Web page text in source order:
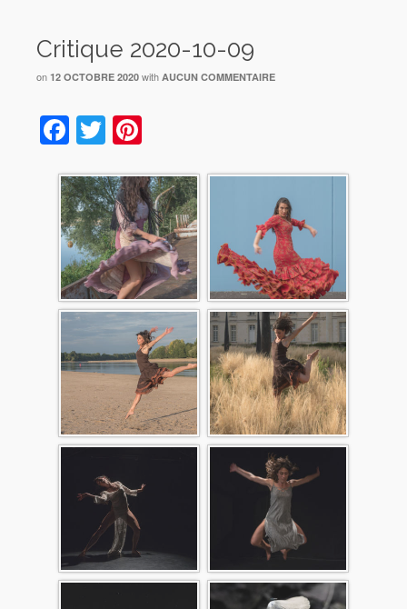
Critique 2020-10-09
on 12 OCTOBRE 2020 with AUCUN COMMENTAIRE
Facebook
Twitter